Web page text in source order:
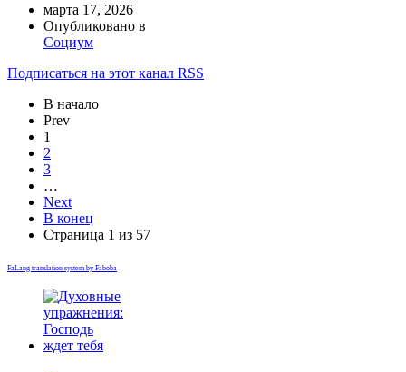
марта 17, 2026
Опубликовано в
Социум
Подписаться на этот канал RSS
В начало
Prev
1
2
3
…
Next
В конец
Страница 1 из 57
FaLang translation system by Faboba